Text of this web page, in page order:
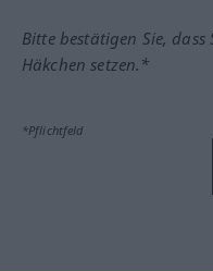
Bitte bestätigen Sie, dass
Häkchen setzen.*
*Pflichtfeld